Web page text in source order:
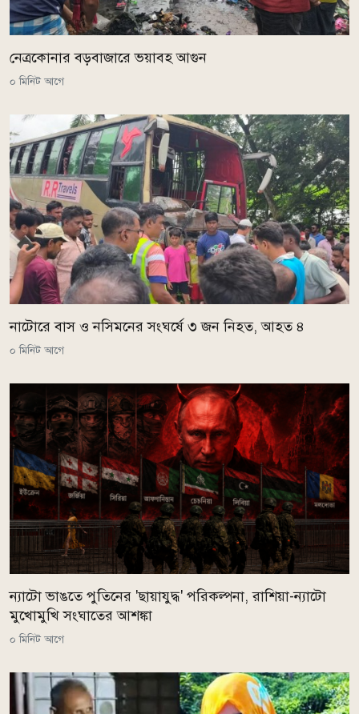
নেত্রকোনার বড়বাজারে ভয়াবহ আগুন
০ মিনিট আগে
নাটোরে বাস ও নসিমনের সংঘর্ষে ৩ জন নিহত, আহত ৪
০ মিনিট আগে
ন্যাটো ভাঙতে পুতিনের 'ছায়াযুদ্ধ' পরিকল্পনা, রাশিয়া-ন্যাটো
মুখোমুখি সংঘাতের আশঙ্কা
০ মিনিট আগে